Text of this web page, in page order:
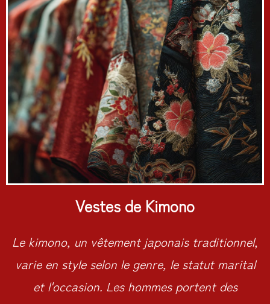
Vestes de Kimono
Le kimono, un vêtement japonais traditionnel,
varie en style selon le genre, le statut marital
et l'occasion. Les hommes portent des